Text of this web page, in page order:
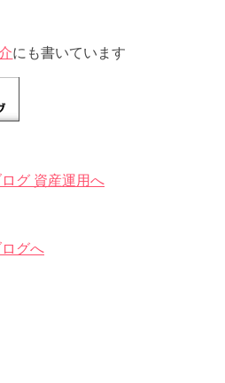
にも書いています